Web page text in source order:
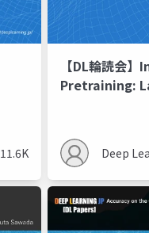
11.6K
【DL輪読会
Pretraining:
Deep